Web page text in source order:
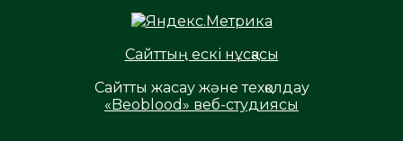
Сайттың ескі нұсқасы
Сайтты жасау және техқолдау
«Beoblood» веб-студиясы